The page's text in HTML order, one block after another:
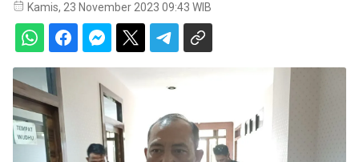
Kamis, 23 November 2023 09:43 WIB